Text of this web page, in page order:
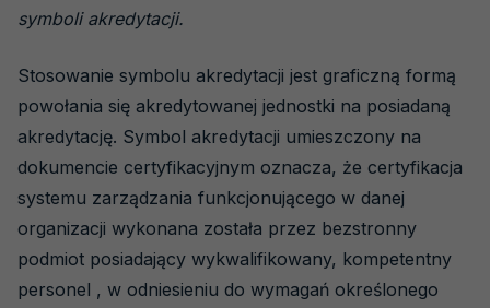
symboli akredytacji.
Stosowanie symbolu akredytacji jest graficzną formą
powołania się akredytowanej jednostki na posiadaną
akredytację. Symbol akredytacji umieszczony na
dokumencie certyfikacyjnym oznacza, że certyfikacja
systemu zarządzania funkcjonującego w danej
organizacji wykonana została przez bezstronny
podmiot posiadający wykwalifikowany, kompetentny
personel , w odniesieniu do wymagań określonego